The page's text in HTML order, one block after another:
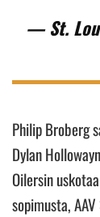
— St.
Philip Broberg
Dylan
Oilersin
sopimusta,